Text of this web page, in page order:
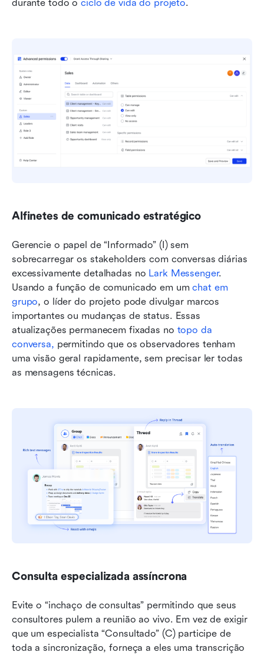
durante todo o ciclo de vida do projeto.
Alfinetes de comunicado estratégico
Gerencie o papel de “Informado” (I) sem
sobrecarregar os stakeholders com conversas diárias
excessivamente detalhadas no Lark Messenger.
Usando a função de comunicado em um chat em
grupo, o líder do projeto pode divulgar marcos
importantes ou mudanças de status. Essas
atualizações permanecem fixadas no topo da
conversa, permitindo que os observadores tenham
uma visão geral rapidamente, sem precisar ler todas
as mensagens técnicas.
Consulta especializada assíncrona
Evite o “inchaço de consultas” permitindo que seus
consultores pulem a reunião ao vivo. Em vez de exigir
que um especialista “Consultado” (C) participe de
toda a sincronização, forneça a eles uma transcrição